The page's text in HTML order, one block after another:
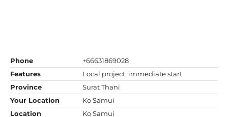
Phone
+66631869028
Features
Local project, immediate start
Province
Surat Thani
Your Location
Ko Samui
Location
Ko Samui